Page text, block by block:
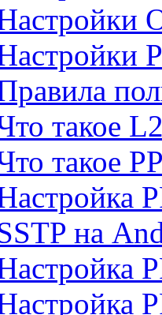
такое
такое
на